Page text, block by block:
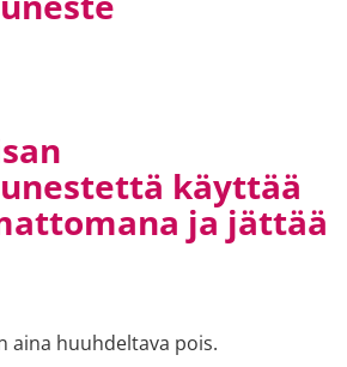
käyttää
ja jättää
aina huuhdeltava pois.